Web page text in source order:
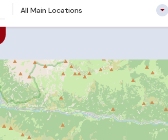
All Main Locations